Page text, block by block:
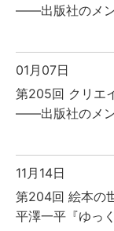
――出版社のメン
01月07日
第205回 クリエ
――出版社のメン
11月14日
第204回 絵本の
平澤一平『ゆっ